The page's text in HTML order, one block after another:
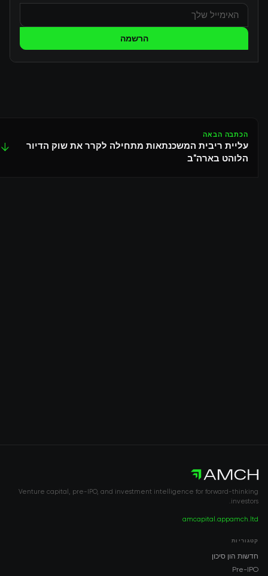
הרשמה
הכתבה הבאה
עליית ריבית המשכנתאות מתחילה לקרר את שוק הדיור
הלוהט בארה"ב
Venture capital, pre-IPO, and investment intelligence for forward-thinking
investors.
amch.ltd
amcapital.app
קטגוריות
חדשות הון סיכון
Pre-IPO